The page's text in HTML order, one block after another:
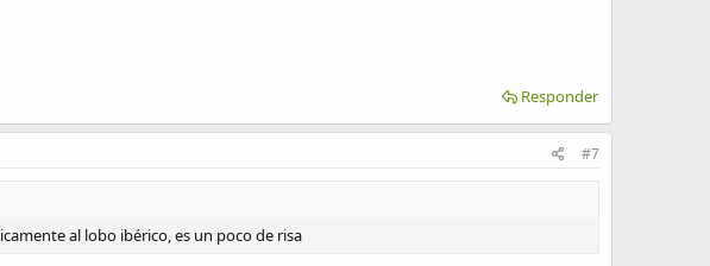
Responder
#7
al lobo ibérico, es un poco de risa